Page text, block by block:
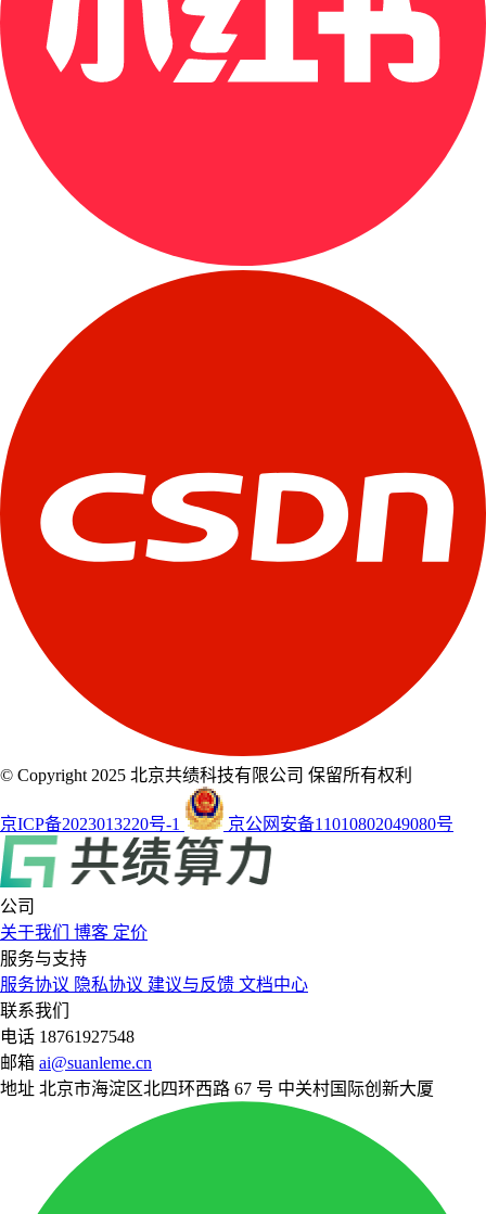
© Copyright 2025 北京共绩科技有限公司 保留所有权利
京ICP备2023013220号-1 京公网安备11010802049080号
公司
关于我们 博客 定价
服务与支持
服务协议 隐私协议 建议与反馈 文档中心
联系我们
电话 18761927548
邮箱 ai@suanleme.cn
地址 北京市海淀区北四环西路 67 号 中关村国际创新大厦